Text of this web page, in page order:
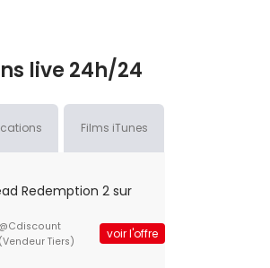
live 24h/24
Films iTunes
Redemption 2 sur
@Cdiscount
(Vendeur Tiers)
voir l'offre